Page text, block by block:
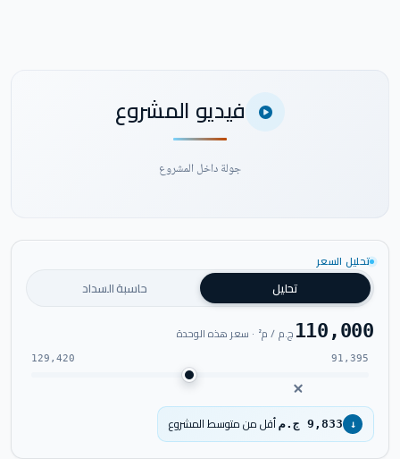
فيديو المشروع
جولة داخل المشروع
شاهد فيديو المشروع
تحليل السعر
تحليل حاسبة السداد
110,000ج.م / م² · سعر هذه الوحدة
91,395
129,420
↓ 9,833 ج.م أقل من متوسط المشروع